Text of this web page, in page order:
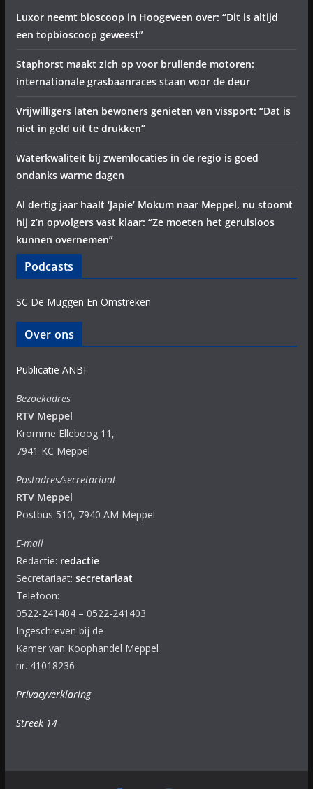
Luxor neemt bioscoop in Hoogeveen over: “Dit is altijd
een topbioscoop geweest”
Staphorst maakt zich op voor brullende motoren:
internationale grasbaanraces staan voor de deur
Vrijwilligers laten bewoners genieten van vissport: “Dat is
niet in geld uit te drukken”
Waterkwaliteit bij zwemlocaties in de regio is goed
ondanks warme dagen
Al dertig jaar haalt ‘Japie’ Mokum naar Meppel, nu stoomt
hij z’n opvolgers vast klaar: “Ze moeten het geruisloos
kunnen overnemen”
Podcasts
SC De Muggen En Omstreken
Over ons
Publicatie ANBI
Bezoekadres
RTV Meppel
Kromme Elleboog 11,
7941 KC Meppel
Postadres/secretariaat
RTV Meppel
Postbus 510, 7940 AM Meppel
E-mail
Redactie: redactie
Secretariaat: secretariaat
Telefoon:
0522-241404 – 0522-241403
Ingeschreven bij de
Kamer van Koophandel Meppel
nr. 41018236
Privacyverklaring
Streek 14